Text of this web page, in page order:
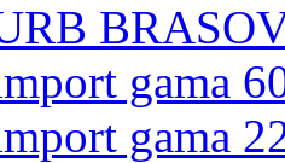
gama
gama